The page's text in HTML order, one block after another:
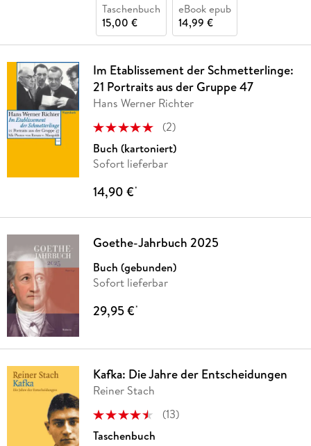
Taschenbuch
15,00 €
eBook epub
14,99 €
Im Etablissement der Schmetterlinge:
21 Portraits aus der Gruppe 47
Hans Werner Richter
(2)
Buch (kartoniert)
Sofort lieferbar
14,90 €*
Goethe-Jahrbuch 2025
Buch (gebunden)
Sofort lieferbar
29,95 €*
Kafka: Die Jahre der Entscheidungen
Reiner Stach
(13)
Taschenbuch